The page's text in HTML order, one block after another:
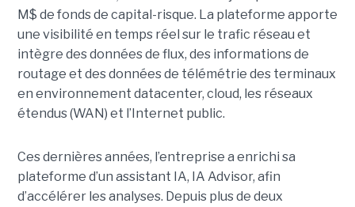
M$ de fonds de capital-risque. La plateforme apporte
une visibilité en temps réel sur le trafic réseau et
intègre des données de flux, des informations de
routage et des données de télémétrie des terminaux
en environnement datacenter, cloud, les réseaux
étendus (WAN) et l’Internet public.
Ces dernières années, l’entreprise a enrichi sa
plateforme d’un assistant IA, IA Advisor, afin
d’accélérer les analyses. Depuis plus de deux